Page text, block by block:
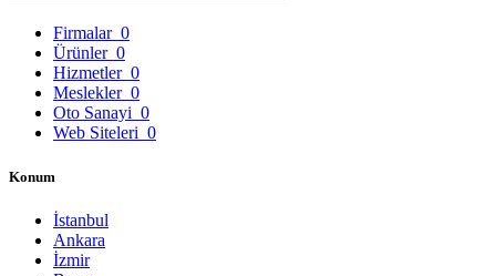
Firmalar 0
Ürünler 0
Hizmetler 0
Meslekler 0
Oto Sanayi 0
Web Siteleri 0
Konum
İstanbul
Ankara
İzmir